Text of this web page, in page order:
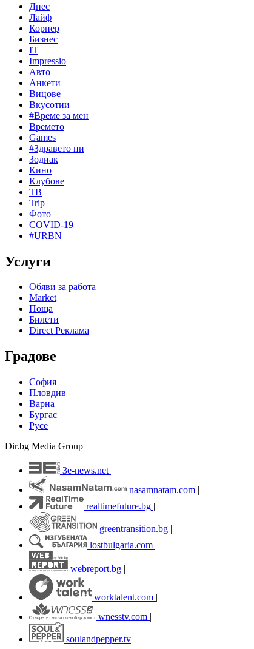
Днес
Лайф
Корнер
Бизнес
IT
Impressio
Авто
Анкети
Вицове
Вкусотии
#Време за мен
Времето
Games
#Здравето ни
Зодиак
Кино
Клубове
ТВ
Trip
Фото
COVID-19
#URBN
Услуги
Обяви за работа
Market
Поща
Билети
Direct Реклама
Градове
София
Пловдив
Варна
Бургас
Русе
Dir.bg Media Group
3e-news.net
nasamnatam.com |
realtimefuture.bg |
greentransition.bg |
lostbulgaria.com |
webreport.bg |
worktalent.com |
wnesstv.com |
soulandpepper.tv